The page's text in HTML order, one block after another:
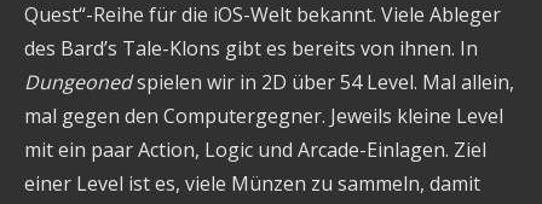
Quest“-Reihe für die iOS-Welt bekannt. Viele Ableger
des Bard’s Tale-Klons gibt es bereits von ihnen. In
Dungeonedspielen wir in 2D über 54 Level. Mal allein,
mal gegen den Computergegner. Jeweils kleine Level
mit ein paar Action, Logic und Arcade-Einlagen. Ziel
einer Level ist es, viele Münzen zu sammeln, damit